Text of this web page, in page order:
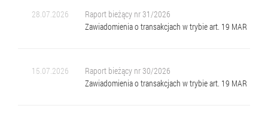
28.07.2026
Raport bieżący nr 31/2026
Zawiadomienia o transakcjach w trybie art. 19 MAR
15.07.2026
Raport bieżący nr 30/2026
Zawiadomienia o transakcjach w trybie art. 19 MAR